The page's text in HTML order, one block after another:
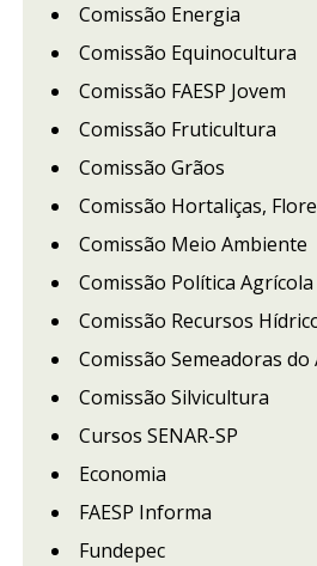
Comissão Energia
Comissão Equinocultura
Comissão FAESP Jovem
Comissão Fruticultura
Comissão Grãos
Comissão Hortaliças,
Comissão Meio Ambiente
Comissão Política Agrícola
Comissão Recursos
Comissão Semeadoras do
Comissão Silvicultura
Cursos SENAR-SP
Economia
FAESP Informa
Fundepec